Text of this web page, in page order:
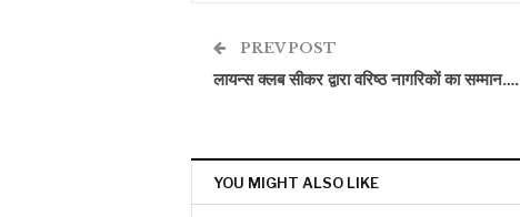
PREV POST
लायन्स क्लब सीकर द्वारा वरिष्ठ नागरिकों का सम्मान….
YOU MIGHT ALSO LIKE